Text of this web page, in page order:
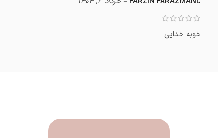
خوبه خدایی